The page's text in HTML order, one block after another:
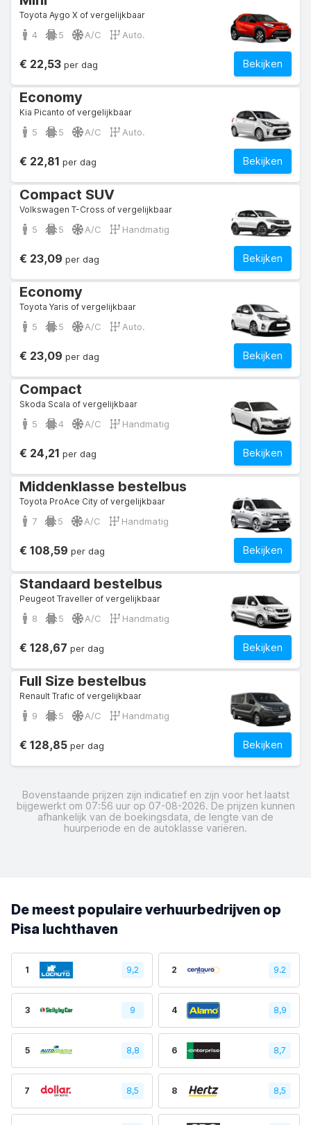
Toyota Aygo X of vergelijkbaar
4 5 A/C Auto.
Bekijken
€ 22,53 per dag
Economy
Kia Picanto of vergelijkbaar
5 5 A/C Auto.
Bekijken
€ 22,81 per dag
Compact SUV
Volkswagen T-Cross of vergelijkbaar
5 5 A/C Handmatig
Bekijken
€ 23,09 per dag
Economy
Toyota Yaris of vergelijkbaar
5 5 A/C Auto.
Bekijken
€ 23,09 per dag
Compact
Skoda Scala of vergelijkbaar
5 4 A/C Handmatig
Bekijken
€ 24,21 per dag
Middenklasse bestelbus
Toyota ProAce City of vergelijkbaar
7 5 A/C Handmatig
Bekijken
€ 108,59 per dag
Standaard bestelbus
Peugeot Traveller of vergelijkbaar
8 5 A/C Handmatig
Bekijken
€ 128,67 per dag
Full Size bestelbus
Renault Trafic of vergelijkbaar
9 5 A/C Handmatig
Bekijken
€ 128,85 per dag
Bovenstaande prijzen zijn indicatief en zijn voor het laatst
bijgewerkt om 07:56 uur op 07-08-2026. De prijzen kunnen
afhankelijk van de boekingsdata, de lengte van de
huurperiode en de autoklasse variëren.
De meest populaire verhuurbedrijven op
Pisa luchthaven
1 9,2 2 9.2
3 9 4 8,9
5 8,8 6 8,7
7 8,5 8 8,5